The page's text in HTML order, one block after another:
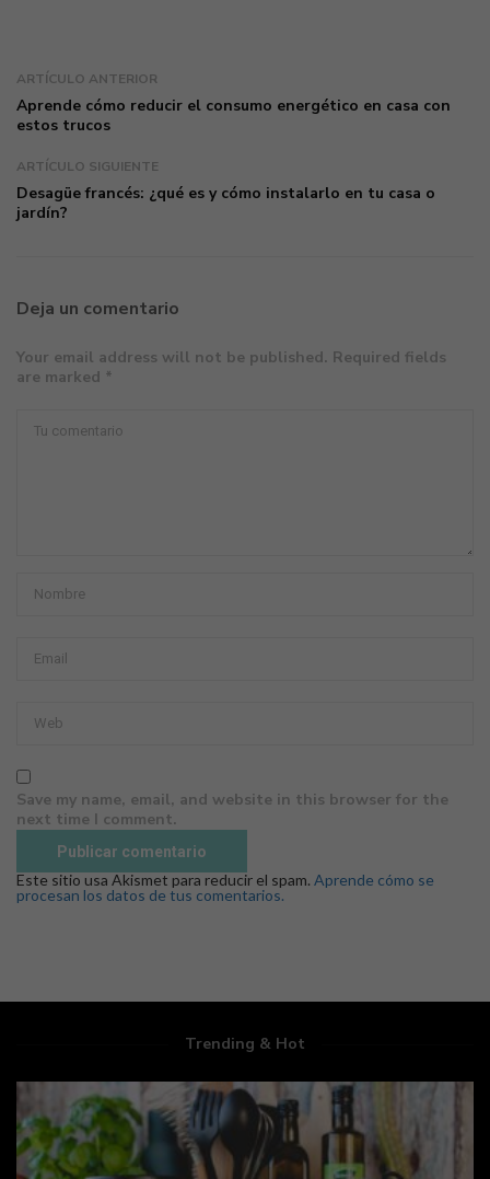
ARTÍCULO ANTERIOR
Aprende cómo reducir el consumo energético en casa con
estos trucos
ARTÍCULO SIGUIENTE
Desagüe francés: ¿qué es y cómo instalarlo en tu casa o
jardín?
Deja un comentario
Your email address will not be published. Required fields
are marked *
Save my name, email, and website in this browser for the
next time I comment.
Este sitio usa Akismet para reducir el spam. Aprende cómo se
procesan los datos de tus comentarios.
Trending & Hot